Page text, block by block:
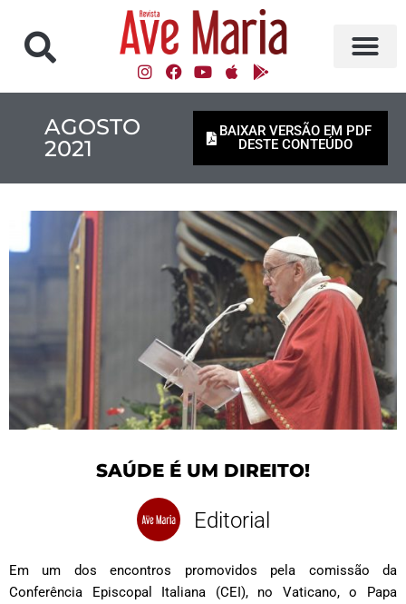
AGOSTO
2021
BAIXAR VERSÃO EM PDF
DESTE CONTEÚDO
SAÚDE É UM DIREITO!
Editorial
Em um dos encontros promovidos pela comissão da
Conferência Episcopal Italiana (CEI), no Vaticano, o Papa